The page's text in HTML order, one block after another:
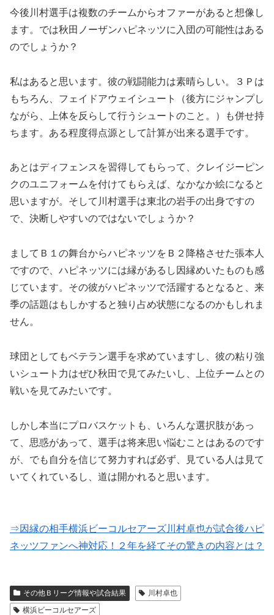
今後川村選手は複数のチームからオファーがあると想像し
ます。では秋田ノーザンハピネッツに入団の可能性はある
のでしょうか？
私はあると思います。彼の戦闘能力は素晴らしい。３Ｐは
もちろん、フェイドアウェイシュート（後方にジャンプし
ながら、上体を反らして行うシュートのこと。）も併せ持
ちます。ある程度得点源として計算が出来る選手です。
あとはディフェンスを習得してもらって、クレイジーピン
クのユニフォームを付けてもらえば、なかなか絵になると
思いますが。そして川村選手は東北の岩手の出身ですの
で、決断しやすいのではないでしょうか？
ましてＢ１の舞台からハピネッツをＢ２降格させた張本人
ですので、ハピネッツには縁があるし因縁めいたものも感
じています。その彼がハピネッツで活躍するとなると、来
季の話題はもしかすると独り占め状態になるのかもしれま
せん。
球団としてもベテラン選手を求めていますし、彼の粘り強
いシュート力はぜひ秋田で見てみたいし、上位チームとの
戦いを見てみたいです。
しかし本当にプロバスケットも、いろんな選択肢があっ
て、思惑があって、選手は将来思い悩むことはあるのです
が、でも自分を信じて努力すれば必ず、見ている人は見て
いてくれているし、道は開かれると思います。
⇒因縁の相手横浜ビーコルセアーズ川村卓也が試合後ハピ
ネッツファンへ神対応！２年を経てその驚きの内容とは？
その他Ｂリーグ情報や試合結果
川村卓也
横浜ビーコルセアーズ